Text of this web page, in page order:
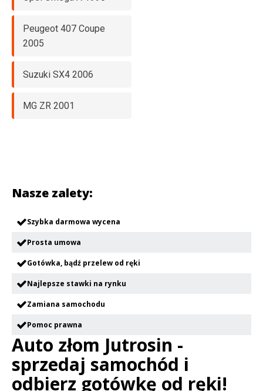
Peugeot 407 Coupe
2005
Suzuki SX4 2006
MG ZR 2001
Nasze zalety:
Szybka darmowa wycena
Prosta umowa
Gotówka, bądź przelew od ręki
Najlepsze stawki na rynku
Zamiana samochodu
Pomoc prawna
Auto złom Jutrosin -
sprzedaj samochód i
odbierz gotówkę od ręki!